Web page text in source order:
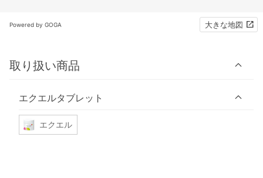
Powered by GOGA 大きな地図
取り扱い商品
エクエルタブレット
エクエル